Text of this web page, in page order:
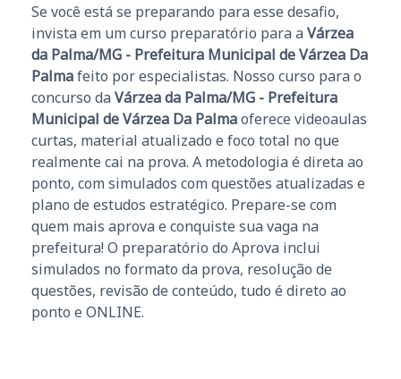
Se você está se preparando para esse desafio,
invista em um curso preparatório para a Várzea
da Palma/MG - Prefeitura Municipal de Várzea Da
Palmafeito por especialistas. Nosso curso para o
concurso da Várzea da Palma/MG - Prefeitura
Municipal de Várzea Da Palmaoferece videoaulas
curtas, material atualizado e foco total no que
realmente cai na prova. A metodologia é direta ao
ponto, com simulados com questões atualizadas e
plano de estudos estratégico. Prepare-se com
quem mais aprova e conquiste sua vaga na
prefeitura! O preparatório do Aprova inclui
simulados no formato da prova, resolução de
questões, revisão de conteúdo, tudo é direto ao
ponto e ONLINE.